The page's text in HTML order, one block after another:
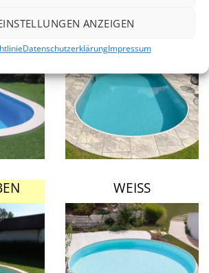
ANZEIGEN
DatenschutzerklärungImpressum
WEISS